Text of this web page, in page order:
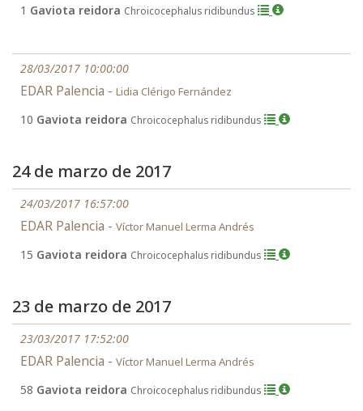
1 Gaviota reidora Chroicocephalus ridibundus
28/03/2017 10:00:00
EDAR Palencia - Lidia Clérigo Fernández
10 Gaviota reidora Chroicocephalus ridibundus
24 de marzo de 2017
24/03/2017 16:57:00
EDAR Palencia - Víctor Manuel Lerma Andrés
15 Gaviota reidora Chroicocephalus ridibundus
23 de marzo de 2017
23/03/2017 17:52:00
EDAR Palencia - Víctor Manuel Lerma Andrés
58 Gaviota reidora Chroicocephalus ridibundus